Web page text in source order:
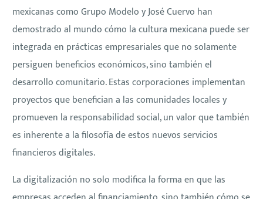
mexicanas como Grupo Modelo y José Cuervo han
demostrado al mundo cómo la cultura mexicana puede ser
integrada en prácticas empresariales que no solamente
persiguen beneficios económicos, sino también el
desarrollo comunitario. Estas corporaciones implementan
proyectos que benefician a las comunidades locales y
promueven la responsabilidad social, un valor que también
es inherente a la filosofía de estos nuevos servicios
financieros digitales.
La digitalización no solo modifica la forma en que las